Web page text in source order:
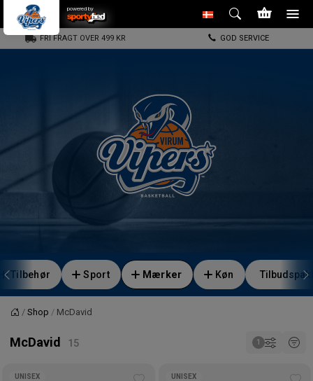
powered by
FRI FRAGT OVER 499 KR GOD SERVICE
Tilbehør Sport Mærker Køn
Forside
Shop McDavid
McDavid
UNISEX UNISEX